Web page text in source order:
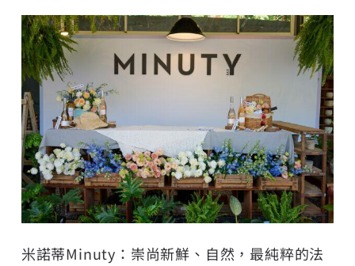
米諾蒂Minuty：崇尚新鮮、自然，最純粹的法